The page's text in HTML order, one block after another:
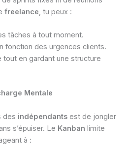
freelance, tu peux :
tâches à tout moment.
fonction des urgences clients.
tout en gardant une structure
Mentale
des indépendants est de jongler
s’épuiser. Le Kanban limite
à :